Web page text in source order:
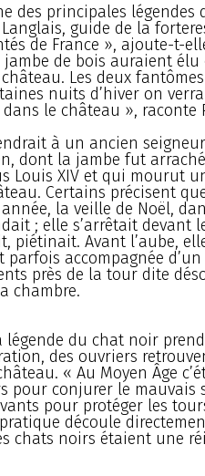
des principales légendes
guide de la
de France », ajoute-t-
de bois auraient
Les deux
nuits d’hiver on
le château », raconte
à un ancien
dont la jambe fut
Louis XIV et qui mourut
Certains précisent
la veille de Noël,
; elle s’arrêtait devant
piétinait. Avant l’aube,
parfois accompagnée
près de la tour dite
chambre.
légende du chat noir
des ouvriers
« Au Moyen Âge
pour conjurer le mauvais
pour protéger les
découle
chats noirs étaient une